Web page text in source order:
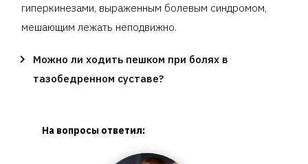
гиперкинезами, выраженным болевым синдромом,
мешающим лежать неподвижно.
Можно ли ходить пешком при болях в
тазобедренном суставе?
На вопросы ответил: